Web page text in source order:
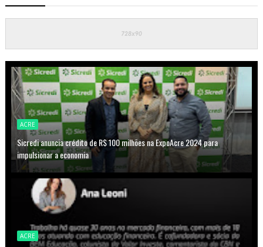
ACRE
Sicredi anuncia crédito de R$ 100 milhões na ExpoAcre 2024 para
impulsionar a economia
ACRE